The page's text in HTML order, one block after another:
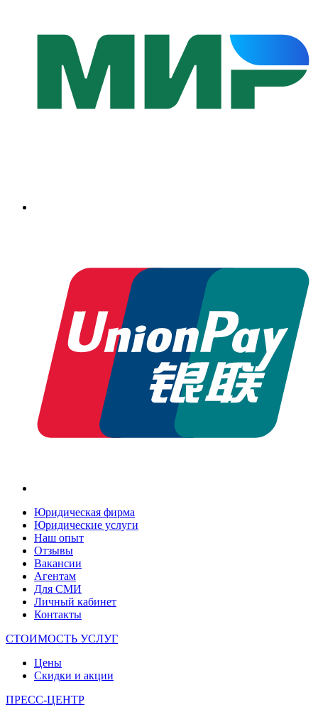
Юридическая фирма
Юридические услуги
Наш опыт
Отзывы
Вакансии
Агентам
Для СМИ
Личный кабинет
Контакты
СТОИМОСТЬ УСЛУГ
Цены
Скидки и акции
ПРЕСС-ЦЕНТР